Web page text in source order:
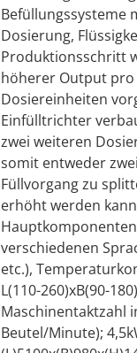
Befüllungssysteme
Dosierung,
Produktionsschritt
höherer Output
Dosiereinheiten
Einfülltrichter
zwei weiteren
somit entweder
Füllvorgang zu
erhöht werden
verschiedenen
etc.),
L(110-260)xB(90-
Maschinentaktzahl
Beutel/Minute);